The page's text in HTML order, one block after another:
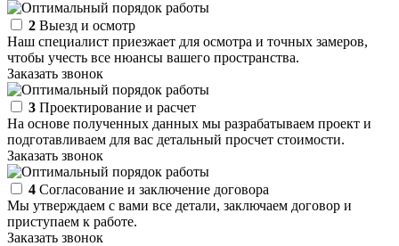
2 Выезд и осмотр
Наш специалист приезжает для осмотра и точных замеров,
чтобы учесть все нюансы вашего пространства.
Заказать звонок
3 Проектирование и расчет
На основе полученных данных мы разрабатываем проект и
подготавливаем для вас детальный просчет стоимости.
Заказать звонок
4 Согласование и заключение договора
Мы утверждаем с вами все детали, заключаем договор и
приступаем к работе.
Заказать звонок